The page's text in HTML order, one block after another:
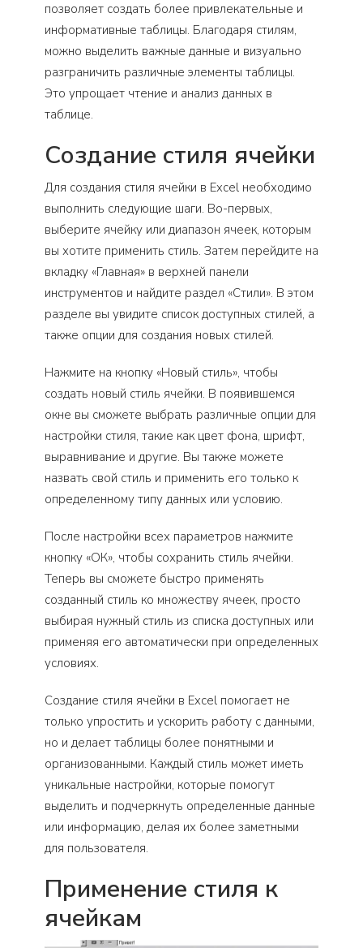
позволяет создать более привлекательные и
информативные таблицы. Благодаря стилям,
можно выделить важные данные и визуально
разграничить различные элементы таблицы.
Это упрощает чтение и анализ данных в
таблице.
Создание стиля ячейки
Для создания стиля ячейки в Excel необходимо
выполнить следующие шаги. Во-первых,
выберите ячейку или диапазон ячеек, которым
вы хотите применить стиль. Затем перейдите на
вкладку «Главная» в верхней панели
инструментов и найдите раздел «Стили». В этом
разделе вы увидите список доступных стилей, а
также опции для создания новых стилей.
Нажмите на кнопку «Новый стиль», чтобы
создать новый стиль ячейки. В появившемся
окне вы сможете выбрать различные опции для
настройки стиля, такие как цвет фона, шрифт,
выравнивание и другие. Вы также можете
назвать свой стиль и применить его только к
определенному типу данных или условию.
После настройки всех параметров нажмите
кнопку «ОК», чтобы сохранить стиль ячейки.
Теперь вы сможете быстро применять
созданный стиль ко множеству ячеек, просто
выбирая нужный стиль из списка доступных или
применяя его автоматически при определенных
условиях.
Создание стиля ячейки в Excel помогает не
только упростить и ускорить работу с данными,
но и делает таблицы более понятными и
организованными. Каждый стиль может иметь
уникальные настройки, которые помогут
выделить и подчеркнуть определенные данные
или информацию, делая их более заметными
для пользователя.
Применение стиля к
ячейкам